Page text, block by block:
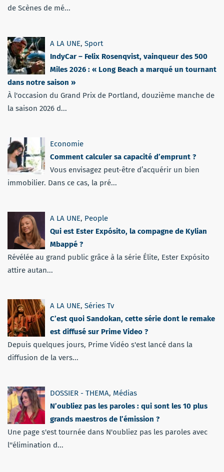
de Scènes de mé...
A LA UNE, Sport
IndyCar – Felix Rosenqvist, vainqueur des 500
Miles 2026 : « Long Beach a marqué un tournant
dans notre saison »
À l'occasion du Grand Prix de Portland, douzième manche de
la saison 2026 d...
Economie
Comment calculer sa capacité d’emprunt ?
Vous envisagez peut-être d’acquérir un bien
immobilier. Dans ce cas, la pré...
A LA UNE, People
Qui est Ester Expósito, la compagne de Kylian
Mbappé ?
Révélée au grand public grâce à la série Élite, Ester Expósito
attire autan...
A LA UNE, Séries Tv
C’est quoi Sandokan, cette série dont le remake
est diffusé sur Prime Video ?
Depuis quelques jours, Prime Vidéo s'est lancé dans la
diffusion de la vers...
DOSSIER - THEMA, Médias
N’oubliez pas les paroles : qui sont les 10 plus
grands maestros de l’émission ?
Une page s'est tournée dans N'oubliez pas les paroles avec
l''élimination d...